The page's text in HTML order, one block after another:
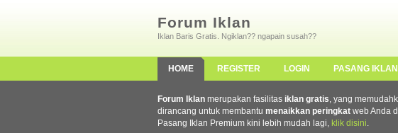
Forum Iklan
Iklan Baris Gratis. Ngiklan?? ngapain susah??
HOME REGISTER LOGIN PASANG
Forum Iklan merupakan fasilitas iklan gratis, yang
dirancang untuk membantu menaikkan peringkat web Anda
Pasang Iklan Premium kini lebih mudah lagi, klik disini.